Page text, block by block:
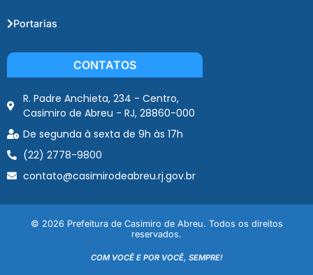
Portarias
CONTATOS
R. Padre Anchieta, 234 - Centro,
Casimiro de Abreu - RJ, 28860-000
De segunda à sexta de 9h às 17h
(22) 2778-9800
contato@casimirodeabreu.rj.gov.br
© 2026 Prefeitura de Casimiro de Abreu. Todos os direitos
reservados.
COM VOCÊ E POR VOCÊ, SEMPRE!